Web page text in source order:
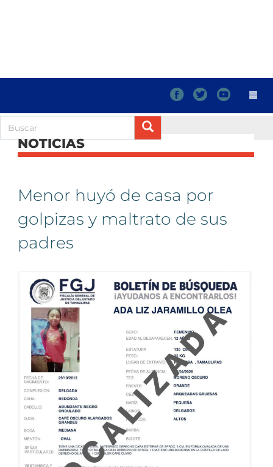
f t y
NOTICIAS
Menor huyó de casa por
golpizas y maltrato de sus
padres